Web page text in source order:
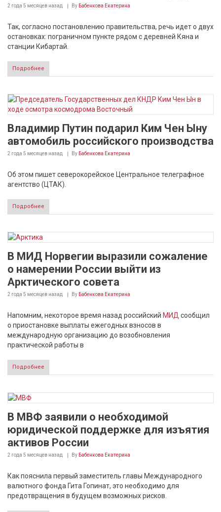
2 года 5 месяцев назад By Бабенкова Екатерина
Так, согласно постановлению правительства, речь идет о двух
остановках: пограничном пункте рядом с деревней Кяна и
станции Кибартай.
Подробнее
Владимир Путин подарил Ким Чен Ыну
автомобиль российского производства
2 года 5 месяцев назад By Бабенкова Екатерина
Об этом пишет северокорейское Центральное телеграфное
агентство (ЦТАК).
Подробнее
В МИД Норвегии выразили сожаление
о намерении России выйти из
Арктического совета
2 года 5 месяцев назад By Бабенкова Екатерина
Напомним, некоторое время назад российский МИД сообщил
о приостановке выплаты ежегодных взносов в
международную организацию до возобновления
практической работы в
Подробнее
В МВФ заявили о необходимой
юридической поддержке для изъятия
активов России
2 года 5 месяцев назад By Бабенкова Екатерина
Как пояснила первый заместитель главы Международного
валютного фонда Гита Гопинат, это необходимо для
предотвращения в будущем возможных рисков.